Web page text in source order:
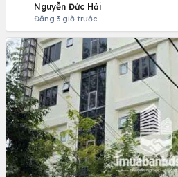
Nguyễn Đức Hải
Đăng 3 giờ trước